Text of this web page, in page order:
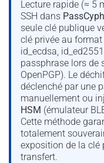
Lecture rapide (≈ 5
SSH dans
seule clé publique
clé privée au format
id_ecdsa,
passphrase lors de
OpenPGP). Le
déclenché par une
manuellement ou
HSM (émulateur
Cette méthode
totalement
exposition de la clé
transfert.